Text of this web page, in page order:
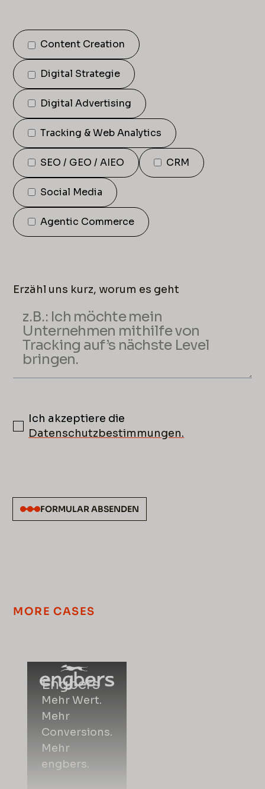
Content Creation
Digital Strategie
Digital Advertising
Tracking & Web Analytics
SEO / GEO / AIEO CRM
Social Media
Agentic Commerce
Erzähl uns kurz, worum es geht
Ich akzeptiere die
Datenschutzbestimmungen.
FORMULAR ABSENDEN
MORE CASES
Engbers
Mehr Wert.
Mehr
Conversions.
Mehr
engbers.